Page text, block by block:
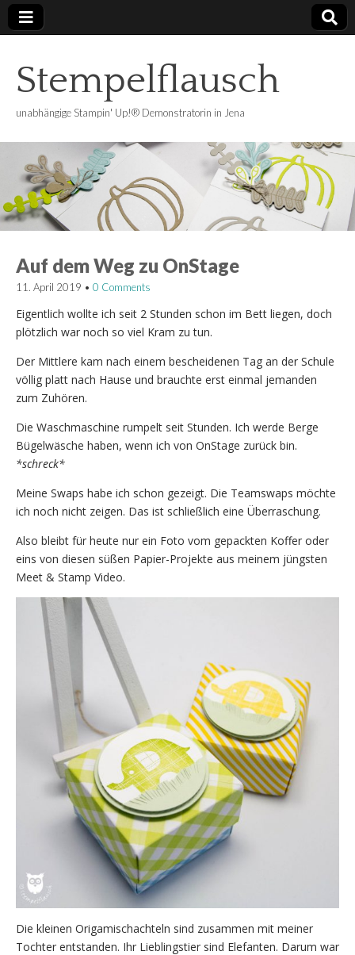
Stempelflausch
unabhängige Stampin' Up!® Demonstratorin in Jena
Auf dem Weg zu OnStage
11. April 2019 • 0 Comments
Eigentlich wollte ich seit 2 Stunden schon im Bett liegen, doch
plötzlich war noch so viel Kram zu tun.
Der Mittlere kam nach einem bescheidenen Tag an der Schule
völlig platt nach Hause und brauchte erst einmal jemanden
zum Zuhören.
Die Waschmaschine rumpelt seit Stunden. Ich werde Berge
Bügelwäsche haben, wenn ich von OnStage zurück bin.
*schreck*
Meine Swaps habe ich schon gezeigt. Die Teamswaps möchte
ich noch nicht zeigen. Das ist schließlich eine Überraschung.
Also bleibt für heute nur ein Foto vom gepackten Koffer oder
eins von diesen süßen Papier-Projekte aus meinem jüngsten
Meet & Stamp Video.
Die kleinen Origamischachteln sind zusammen mit meiner
Tochter entstanden. Ihr Lieblingstier sind Elefanten. Darum war